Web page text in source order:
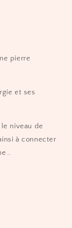
pierre
et ses
niveau de
à connecter